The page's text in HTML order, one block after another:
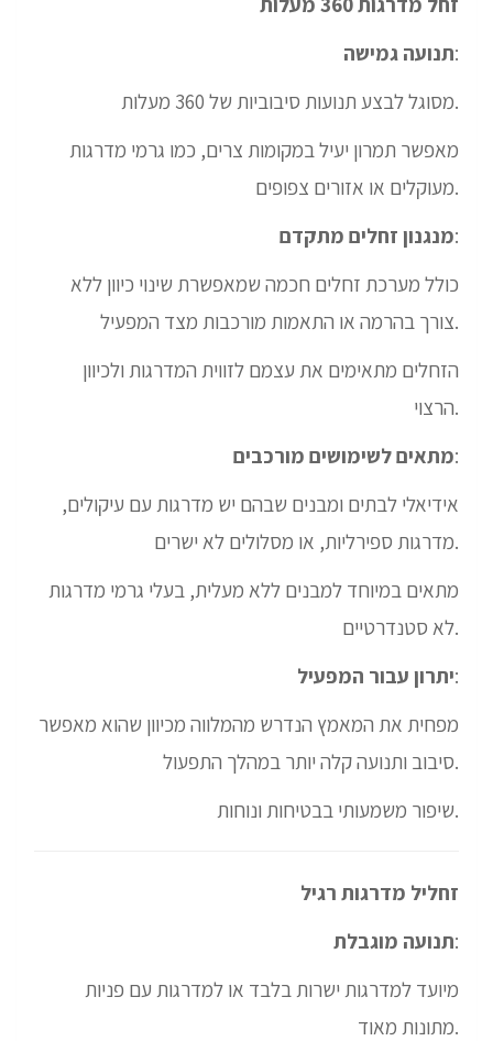
תנועה גמישה:
מסוגל לבצע תנועות סיבוביות של 360 מעלות.
מאפשר תמרון יעיל במקומות צרים, כמו גרמי מדרגות
מעוקלים או אזורים צפופים.
מנגנון זחלים מתקדם:
כולל מערכת זחלים חכמה שמאפשרת שינוי כיוון ללא
צורך בהרמה או התאמות מורכבות מצד המפעיל.
הזחלים מתאימים את עצמם לזווית המדרגות ולכיוון
הרצוי.
מתאים לשימושים מורכבים:
אידיאלי לבתים ומבנים שבהם יש מדרגות עם עיקולים,
מדרגות ספירליות, או מסלולים לא ישרים.
מתאים במיוחד למבנים ללא מעלית, בעלי גרמי מדרגות
לא סטנדרטיים.
יתרון עבור המפעיל:
מפחית את המאמץ הנדרש מהמלווה מכיוון שהוא מאפשר
סיבוב ותנועה קלה יותר במהלך התפעול.
שיפור משמעותי בבטיחות ונוחות.
זחליל מדרגות רגיל
תנועה מוגבלת:
מיועד למדרגות ישרות בלבד או למדרגות עם פניות
מתונות מאוד.